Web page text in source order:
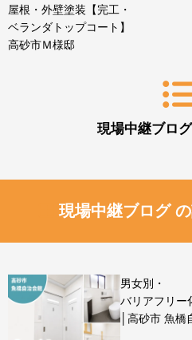
屋根・外壁塗装【完工・
ベランダトップコート】
高砂市Ｍ様邸
現場中継ブロ
現場中継ブログ
男女別・
バリアフリー
│高砂市 魚橋